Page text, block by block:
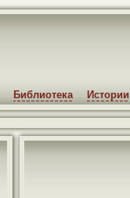
Библиотека Истории